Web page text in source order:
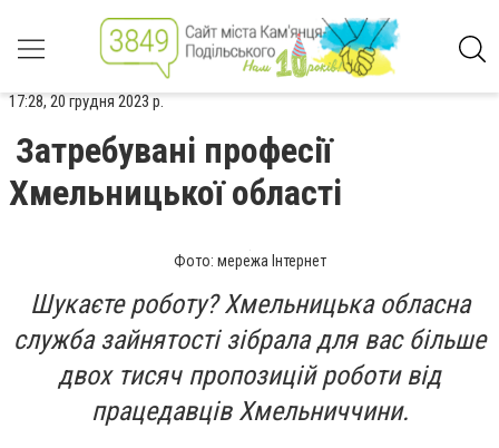
17:28, 20 грудня 2023 р.
Затребувані професії
Хмельницької області
Фото: мережа Інтернет
Шукаєте роботу? Хмельницька обласна
служба зайнятості зібрала для вас більше
двох тисяч пропозицій роботи від
працедавців Хмельниччини.